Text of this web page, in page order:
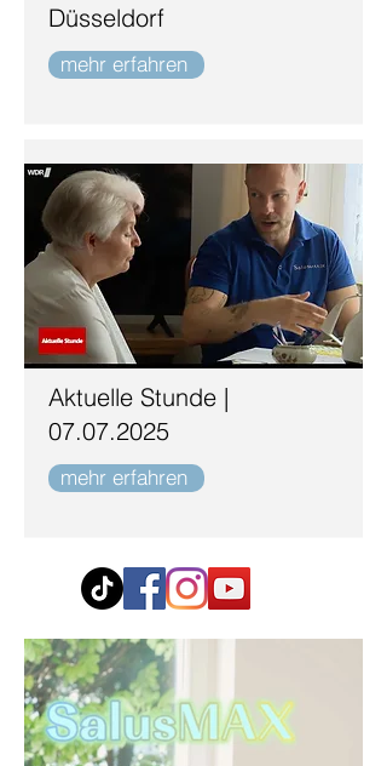
Düsseldorf
mehr erfahren
Aktuelle Stunde |
07.07.2025
mehr erfahren